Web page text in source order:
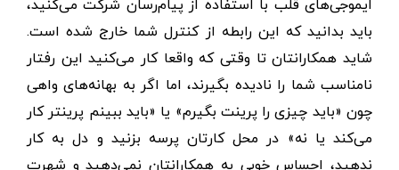
باید بدانید که این رابطه از کنترل شما خارج شده است.
شاید همکارانتان تا وقتی که واقعا کار می‌کنید این رفتار
نامناسب شما را نادیده بگیرند، اما اگر به بهانه‌های واهی
چون «باید چیزی را پرینت بگیرم» یا «باید ببینم پرینتر کار
می‌کند یا نه» در محل کارتان پرسه بزنید و دل به کار
ندهید، احساس خوبی به همکارانتان نمی‌دهید و شهرت